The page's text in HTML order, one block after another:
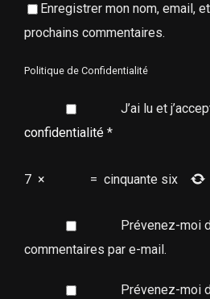
Enregistrer mon nom, email,
prochains commentaires.
Politique de Confidentialité
J’ai lu et
confidentialité *
7 × = cinquante six
Prévenez-moi
commentaires par e-mail.
Prévenez-moi